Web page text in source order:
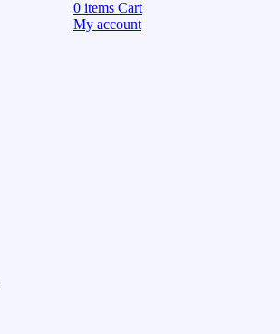
0 items Cart
My account